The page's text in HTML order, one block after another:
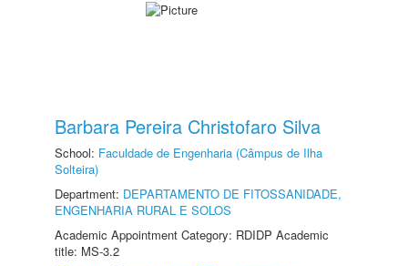
Barbara Pereira Christofaro Silva
School: Faculdade de Engenharia (Câmpus de Ilha
Solteira)
Department: DEPARTAMENTO DE FITOSSANIDADE,
ENGENHARIA RURAL E SOLOS
Academic Appointment Category: RDIDP Academic
title: MS-3.2